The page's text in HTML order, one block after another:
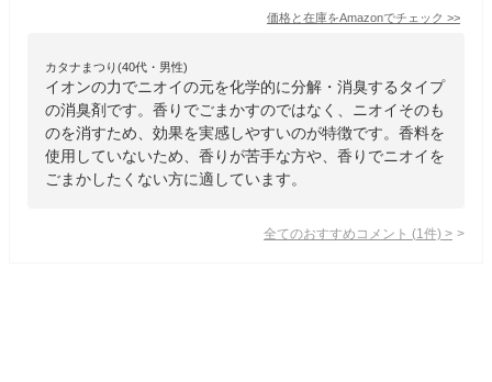
価格と在庫をAmazonでチェック >>
カタナまつり(40代・男性)
イオンの力でニオイの元を化学的に分解・消臭するタイプ
の消臭剤です。香りでごまかすのではなく、ニオイそのも
のを消すため、効果を実感しやすいのが特徴です。香料を
使用していないため、香りが苦手な方や、香りでニオイを
ごまかしたくない方に適しています。
全てのおすすめコメント (1 件) >